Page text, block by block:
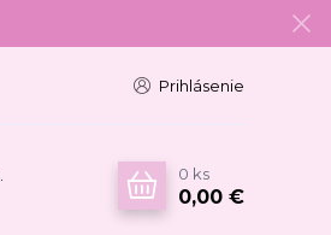
Prihlásenie
0 ks
0,00 €